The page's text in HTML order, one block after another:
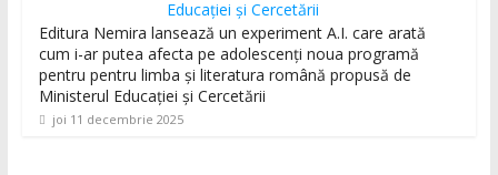
Editura Nemira lansează un experiment A.I. care arată
cum i-ar putea afecta pe adolescenți noua programă
pentru pentru limba și literatura română propusă de
Ministerul Educației și Cercetării
joi 11 decembrie 2025